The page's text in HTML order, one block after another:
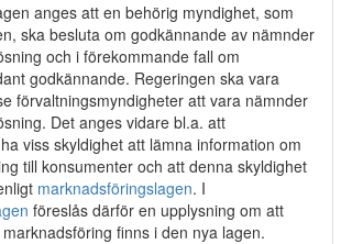
anges att en behörig myndighet, som
ska besluta om godkännande av nämnder
och i förekommande fall om
godkännande. Regeringen ska vara
förvaltningsmyndigheter att vara nämnder
Det anges vidare bl.a. att
viss skyldighet att lämna information om
till konsumenter och att denna skyldighet
marknadsföringslagen. I
föreslås därför en upplysning om att
finns i den nya lagen.